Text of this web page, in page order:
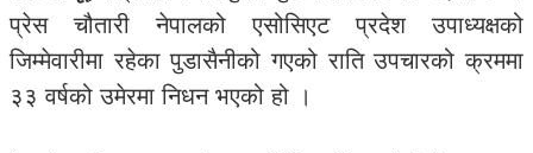
प्रेस चौतारी नेपालको एसोसिएट प्रदेश उपाध्यक्षको
जिम्मेवारीमा रहेका पुडासैनीको गएको राति उपचारको क्रममा
३३ वर्षको उमेरमा निधन भएको हो ।